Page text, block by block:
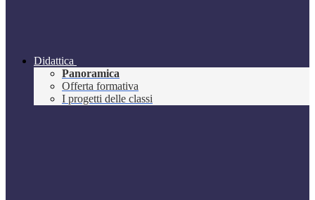
Didattica
Panoramica
Offerta formativa
I progetti delle classi